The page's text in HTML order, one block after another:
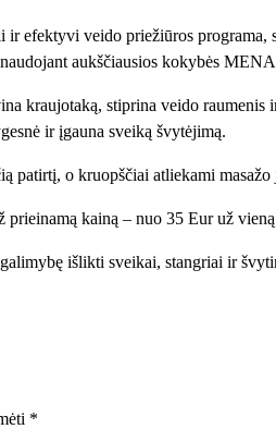
t
o
i
e
k
s
S
efektyvi veido priežiūros programa,
aukščiausios kokybės
kraujotaką, stiprina veido
ir įgauna sveiką švytėjimą.
patirtį, o kruopščiai atliekami
kainą – nuo 35 Eur už
išlikti sveikai, stangriai ir
*